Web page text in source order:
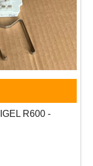
R600 -